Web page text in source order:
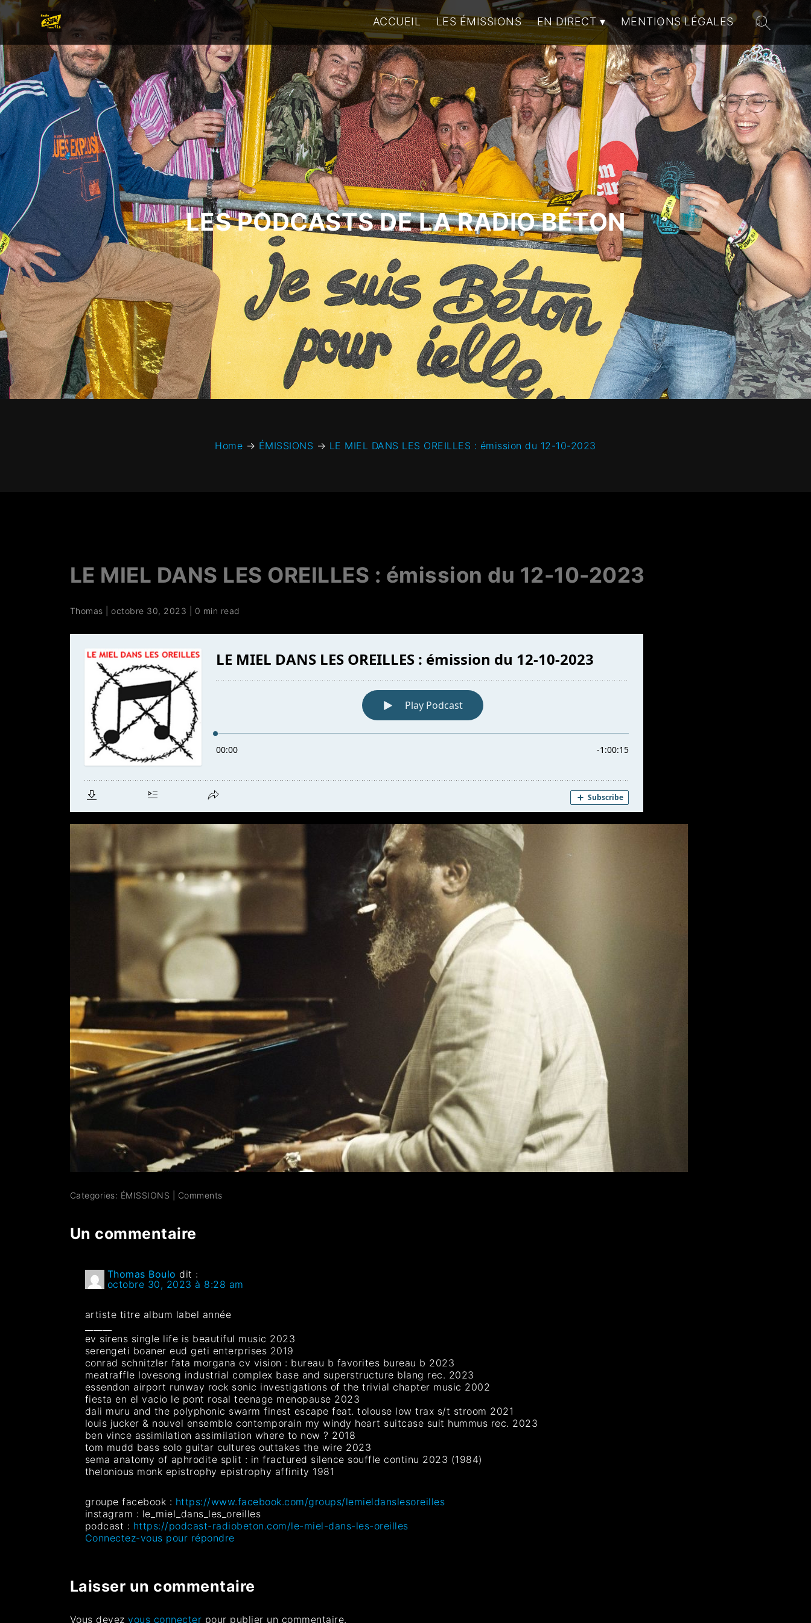
ACCUEIL LES ÉMISSIONS EN DIRECT MENTIONS LÉGALES
LES PODCASTS DE LA RADIO BÉTON
Home → ÉMISSIONS → LE MIEL DANS LES OREILLES : émission du 12-10-2023
LE MIEL DANS LES OREILLES : émission du 12-10-2023
Thomas |octobre 30, 2023 0 min read
Categories: ÉMISSIONS Comments
Un commentaire
Thomas Boulo dit :
octobre 30, 2023 à 8:28 am
artiste titre album label année
ev sirens single life is beautiful music 2023
serengeti boaner eud geti enterprises 2019
conrad schnitzler fata morgana cv vision : bureau b favorites bureau b 2023
meatraffle lovesong industrial complex base and superstructure blang rec. 2023
essendon airport runway rock sonic investigations of the trivial chapter music 2002
fiesta en el vacio le pont rosal teenage menopause 2023
dali muru and the polyphonic swarm finest escape feat. tolouse low trax s/t stroom 2021
louis jucker & nouvel ensemble contemporain my windy heart suitcase suit hummus rec. 2023
ben vince assimilation assimilation where to now ? 2018
tom mudd bass solo guitar cultures outtakes the wire 2023
sema anatomy of aphrodite split : in fractured silence souffle continu 2023 (1984)
thelonious monk epistrophy epistrophy affinity 1981
groupe facebook : https://www.facebook.com/groups/lemieldanslesoreilles
instagram : le_miel_dans_les_oreilles
podcast : https://podcast-radiobeton.com/le-miel-dans-les-oreilles
Connectez-vous pour répondre
Laisser un commentaire
Vous devezvous connecter pour publier un commentaire.